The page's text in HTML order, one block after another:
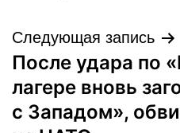
Следующая запись
После удара по
лагере вновь
с Западом»,